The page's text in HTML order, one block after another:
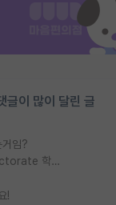
글이 많이 달린 글
임?
우리나라도 학구 열풍보면 Higher Doctorate 학위가 필요하다고 봅니다.
!